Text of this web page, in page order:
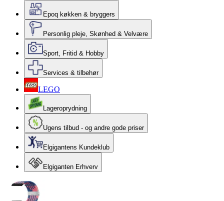
Epoq køkken & bryggers
Personlig pleje, Skønhed & Velvære
Sport, Fritid & Hobby
Services & tilbehør
LEGO
Lageroprydning
Ugens tilbud - og andre gode priser
Elgigantens Kundeklub
Elgiganten Erhverv